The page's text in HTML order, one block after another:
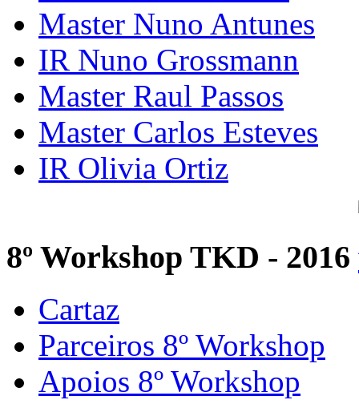
Master Nuno Antunes
IR Nuno Grossmann
Master Raul Passos
Master Carlos Esteves
IR Olivia Ortiz
8º Workshop TKD - 2016
Cartaz
Parceiros 8º Workshop
Apoios 8º Workshop